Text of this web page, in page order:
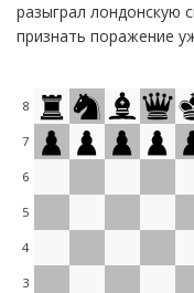
разыграл лондонскую
признать поражение
8
7
6
5
4
3